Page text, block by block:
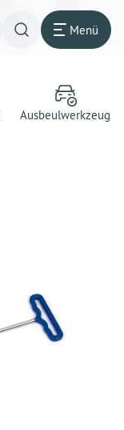
Menü
Ausbeulwerkzeug